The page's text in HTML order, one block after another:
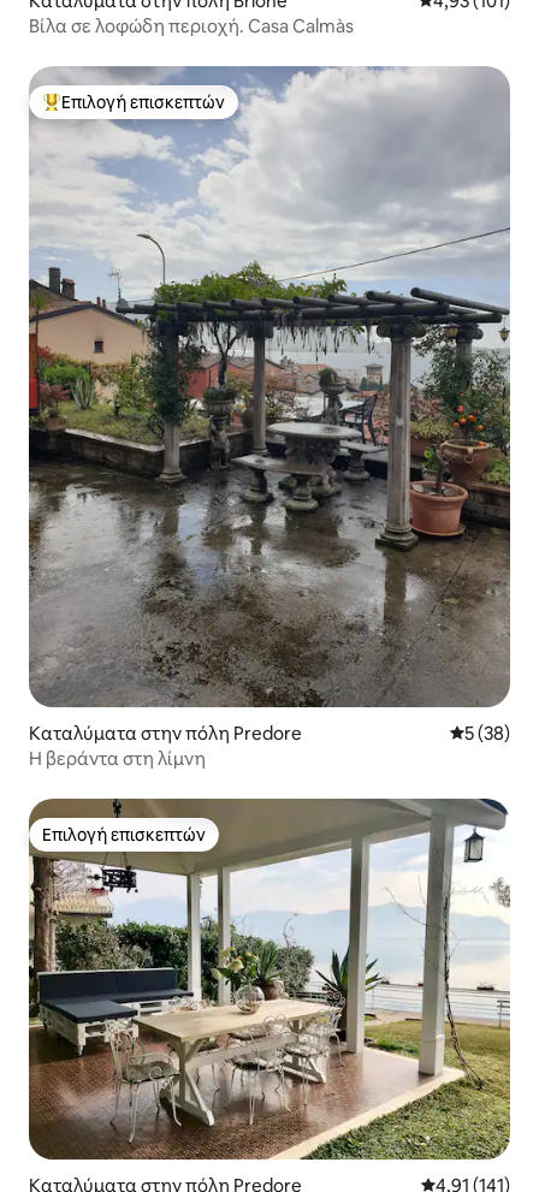
Βίλα σε λοφώδη περιοχή. Casa Calmàs
Κορυφαία επιλογή επισκεπτών
Επιλογή επισκεπτών
Καταλύματα στην πόλη Predore Μέση
5 (38)
Η βεράντα στη λίμνη
Επιλογή επισκεπτών
Επιλογή επισκεπτών
Καταλύματα στην πόλη Predore Μέση
4,91 (141)